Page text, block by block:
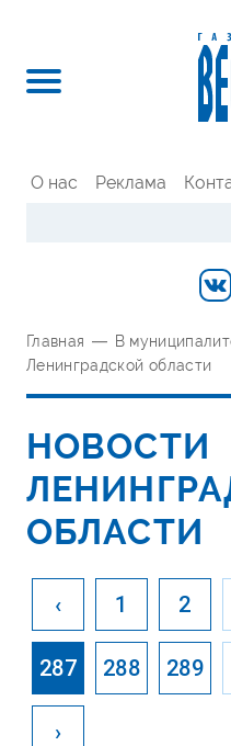
О нас Реклама
Главная — В
Ленинградской области
НОВОСТИ
ОБЛАСТИ
‹ 1 2
287 288 289
›